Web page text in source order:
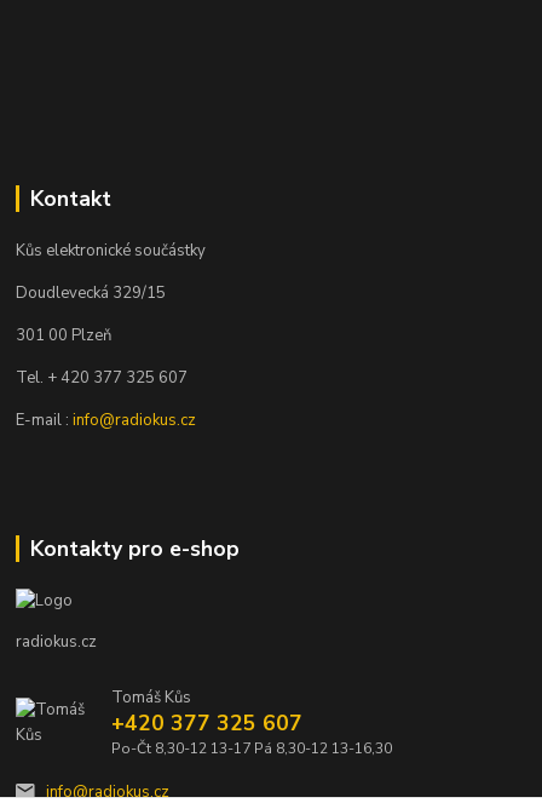
Kontakt
Kůs elektronické součástky
Doudlevecká 329/15
301 00 Plzeň
Tel. + 420 377 325 607
E-mail :info@radiokus.cz
Kontakty pro e-shop
radiokus.cz
Tomáš Kůs
+420 377 325 607
Po-Čt 8,30-12 13-17 Pá 8,30-12 13-16,30
info@radiokus.cz